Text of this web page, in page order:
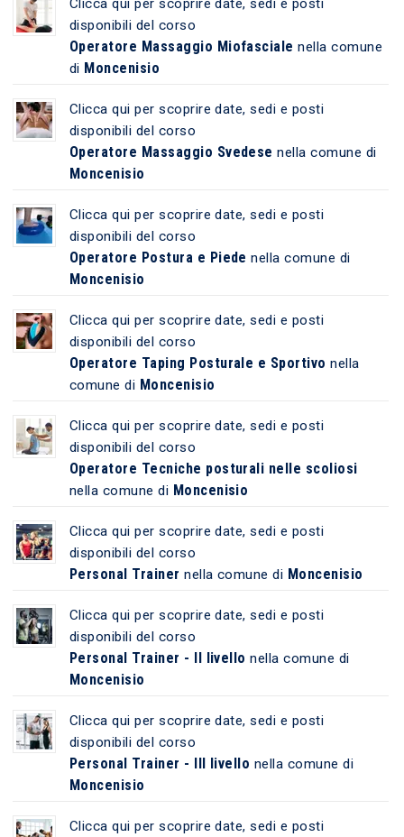
Clicca qui per scoprire date, sedi e posti
disponibili del corso
Operatore Massaggio Miofasciale nella comune
di Moncenisio
Clicca qui per scoprire date, sedi e posti
disponibili del corso
Operatore Massaggio Svedese nella comune di
Moncenisio
Clicca qui per scoprire date, sedi e posti
disponibili del corso
Operatore Postura e Piede nella comune di
Moncenisio
Clicca qui per scoprire date, sedi e posti
disponibili del corso
Operatore Taping Posturale e Sportivo nella
comune di Moncenisio
Clicca qui per scoprire date, sedi e posti
disponibili del corso
Operatore Tecniche posturali nelle scoliosi
nella comune di Moncenisio
Clicca qui per scoprire date, sedi e posti
disponibili del corso
Personal Trainer nella comune di Moncenisio
Clicca qui per scoprire date, sedi e posti
disponibili del corso
Personal Trainer - II livello nella comune di
Moncenisio
Clicca qui per scoprire date, sedi e posti
disponibili del corso
Personal Trainer - III livello nella comune di
Moncenisio
Clicca qui per scoprire date, sedi e posti